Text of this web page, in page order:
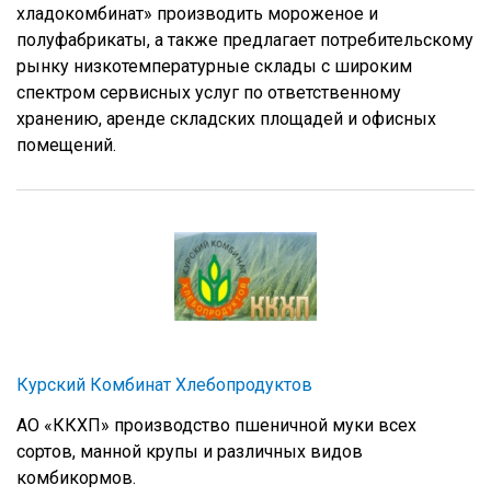
хладокомбинат» производить мороженое и
полуфабрикаты, а также предлагает потребительскому
рынку низкотемпературные склады с широким
спектром сервисных услуг по ответственному
хранению, аренде складских площадей и офисных
помещений.
Курский Комбинат Хлебопродуктов
АО «ККХП» производство пшеничной муки всех
сортов, манной крупы и различных видов
комбикормов.